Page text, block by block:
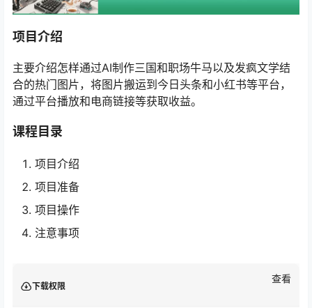
项目介绍
主要介绍怎样通过AI制作三国和职场牛马以及发疯文学结
合的热门图片，将图片搬运到今日头条和小红书等平台，
通过平台播放和电商链接等获取收益。
课程目录
项目介绍
项目准备
项目操作
注意事项
下载权限
查看